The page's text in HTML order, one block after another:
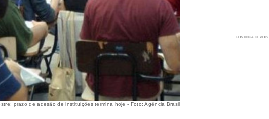
prazo de adesão de instituições termina hoje - Foto: Agência Brasil